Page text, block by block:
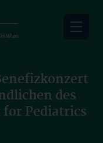
des
Pediatrics